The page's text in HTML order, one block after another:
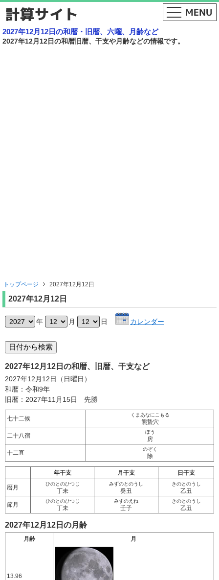
2027年12月12日の和暦・旧暦、六曜、月齢など
2027年12月12日の和暦旧暦、干支や月齢などの情報です。
トップページ 2027年12月12日
2027年12月12日
年 月 日 カレンダー
2027年12月12日の和暦、旧暦、干支など
2027年12月12日（日曜日）
和暦：令和9年
旧暦：2027年11月15日 先勝
七十二候
くまあなにこもる
熊蟄穴
二十八宿
ぼう
房
十二直
のぞく
除
年干支 月干支 日干支
暦月
ひのとのひつじ
丁未
みずのとのうし
癸丑
きのとのうし
乙丑
節月
ひのとのひつじ
丁未
みずのえね
壬子
きのとのうし
乙丑
2027年12月12日の月齢
月齢 月
13.96